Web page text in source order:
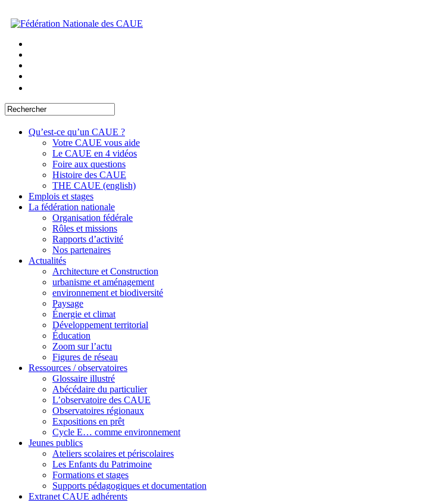
Qu’est-ce qu’un CAUE ?
Votre CAUE vous aide
Le CAUE en 4 vidéos
Foire aux questions
Histoire des CAUE
THE CAUE (english)
Emplois et stages
La fédération nationale
Organisation fédérale
Rôles et missions
Rapports d’activité
Nos partenaires
Actualités
Architecture et Construction
urbanisme et aménagement
environnement et biodiversité
Paysage
Énergie et climat
Développement territorial
Éducation
Zoom sur l’actu
Figures de réseau
Ressources / observatoires
Glossaire illustré
Abécédaire du particulier
L’observatoire des CAUE
Observatoires régionaux
Expositions en prêt
Cycle E… comme environnement
Jeunes publics
Ateliers scolaires et périscolaires
Les Enfants du Patrimoine
Formations et stages
Supports pédagogiques et documentation
Extranet CAUE adhérents